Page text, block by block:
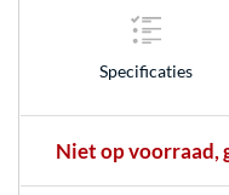
Specificaties
Niet op voorraad,